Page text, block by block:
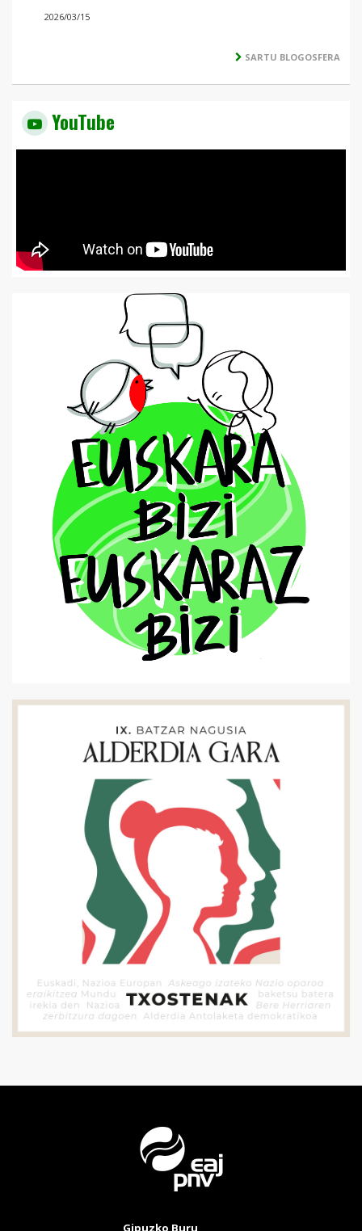
2026/03/15
SARTU BLOGOSFERA
YouTube
Gipuzko Buru